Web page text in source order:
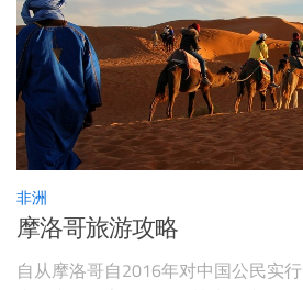
非洲
摩洛哥旅游攻略
自从摩洛哥自2016年对中国公民实